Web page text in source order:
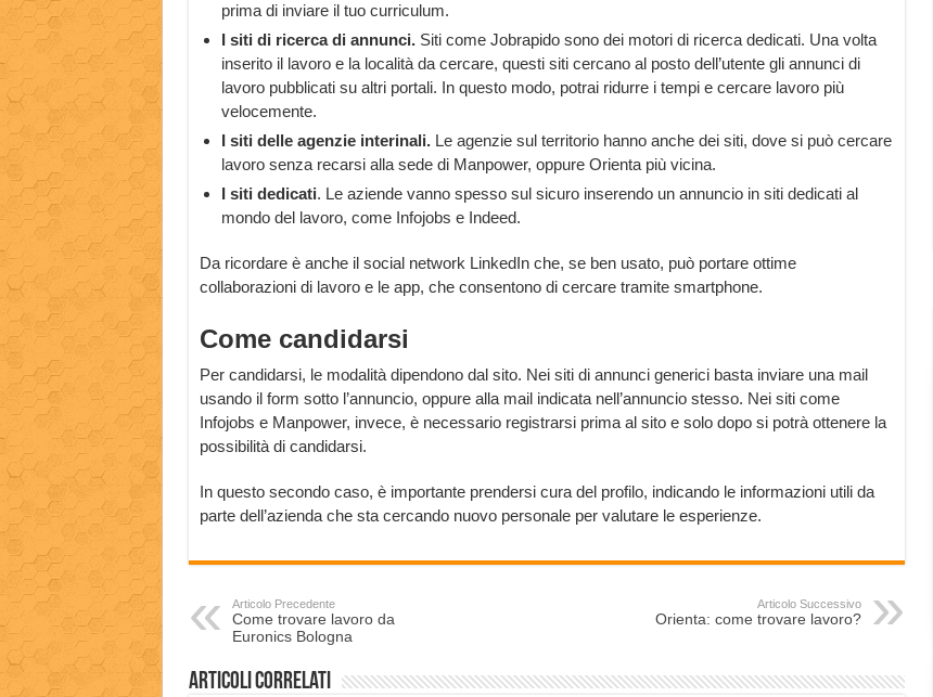
prima di inviare il tuo curriculum.
I siti di ricerca di annunci. Siti come Jobrapido sono dei motori di ricerca dedicati. Una volta
inserito il lavoro e la località da cercare, questi siti cercano al posto dell’utente gli annunci di
lavoro pubblicati su altri portali. In questo modo, potrai ridurre i tempi e cercare lavoro più
velocemente.
I siti delle agenzie interinali. Le agenzie sul territorio hanno anche dei siti, dove si può cercare
lavoro senza recarsi alla sede di Manpower, oppure Orienta più vicina.
I siti dedicati. Le aziende vanno spesso sul sicuro inserendo un annuncio in siti dedicati al
mondo del lavoro, come Infojobs e Indeed.
Da ricordare è anche il social network LinkedIn che, se ben usato, può portare ottime
collaborazioni di lavoro e le app, che consentono di cercare tramite smartphone.
Come candidarsi
Per candidarsi, le modalità dipendono dal sito. Nei siti di annunci generici basta inviare una mail
usando il form sotto l’annuncio, oppure alla mail indicata nell’annuncio stesso. Nei siti come
Infojobs e Manpower, invece, è necessario registrarsi prima al sito e solo dopo si potrà ottenere la
possibilità di candidarsi.
In questo secondo caso, è importante prendersi cura del profilo, indicando le informazioni utili da
parte dell’azienda che sta cercando nuovo personale per valutare le esperienze.
Articolo Precedente
Come trovare lavoro da
Euronics Bologna
Articolo Successivo
Orienta: come trovare lavoro?
Articoli correlati